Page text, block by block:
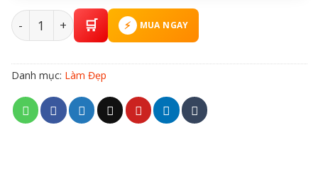
Kem Làm Hồng Vùng Kín Maputi White Cream
MUA NGAY
Danh mục: Làm Đẹp